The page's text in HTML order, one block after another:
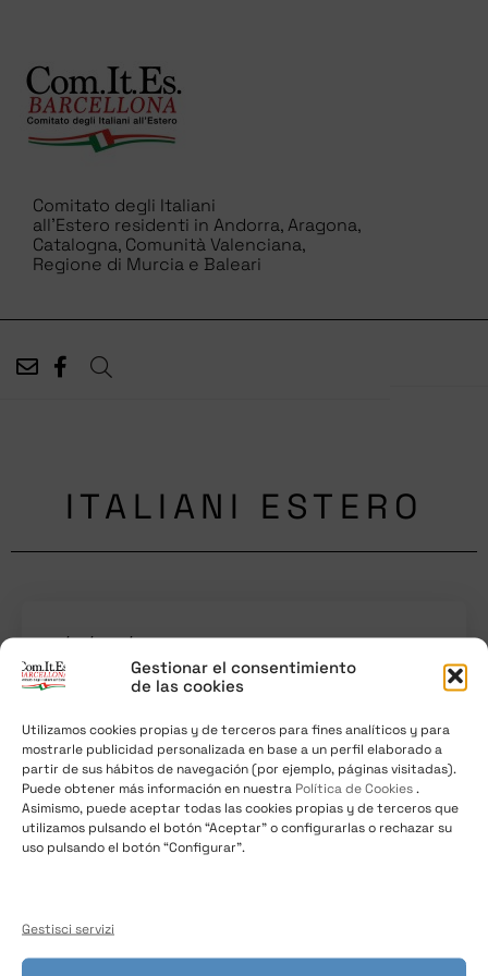
Gestionar el consentimiento
de las cookies
Utilizamos cookies propias y de terceros para fines analíticos y para
mostrarle publicidad personalizada en base a un perfil elaborado a
partir de sus hábitos de navegación (por ejemplo, páginas visitadas).
Puede obtener más información en nuestra Política de Cookies.
Asimismo, puede aceptar todas las cookies propias y de terceros que
utilizamos pulsando el botón “Aceptar” o configurarlas o rechazar su
uso pulsando el botón “Configurar”.
Gestisci servizi
Comitato degli Italiani
all’Estero residenti in Andorra, Aragona,
Catalogna, Comunità Valenciana,
Regione di Murcia e Baleari
ITALIANI ESTERO
02/07/2017/News
Presidente.
Si e’ tenuta lo scorso venerdi’ 30 giugno la seconda
riunione del Com.It.Es. di Barcellona scaturito dalle
recenti